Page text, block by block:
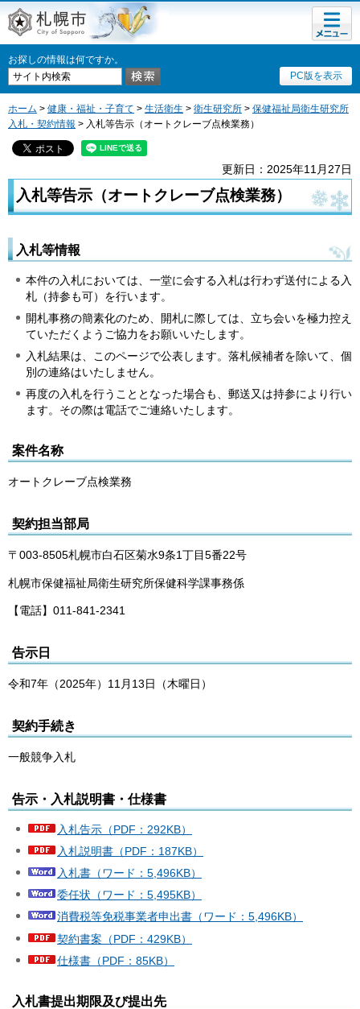
札幌市
お探しの情報は何ですか。
PC版を表示
メニュ
ー
ホーム > 健康・福祉・子育て > 生活衛生 > 衛生研究所 > 保健福祉局衛生研究所
入札・契約情報 > 入札等告示（オートクレーブ点検業務）
更新日：2025年11月27日
入札等告示（オートクレーブ点検業務）
入札等情報
本件の入札においては、一堂に会する入札は行わず送付による入
札（持参も可）を行います。
開札事務の簡素化のため、開札に際しては、立ち会いを極力控え
ていただくようご協力をお願いいたします。
入札結果は、このページで公表します。落札候補者を除いて、個
別の連絡はいたしません。
再度の入札を行うこととなった場合も、郵送又は持参により行い
ます。その際は電話でご連絡いたします。
案件名称
オートクレーブ点検業務
契約担当部局
〒003-8505札幌市白石区菊水9条1丁目5番22号
札幌市保健福祉局衛生研究所保健科学課事務係
【電話】011-841-2341
告示日
令和7年（2025年）11月13日（木曜日）
契約手続き
一般競争入札
告示・入札説明書・仕様書
入札告示（PDF：292KB）
入札説明書（PDF：187KB）
入札書（ワード：5,496KB）
委任状（ワード：5,495KB）
消費税等免税事業者申出書（ワード：5,496KB）
契約書案（PDF：429KB）
仕様書（PDF：85KB）
入札書提出期限及び提出先